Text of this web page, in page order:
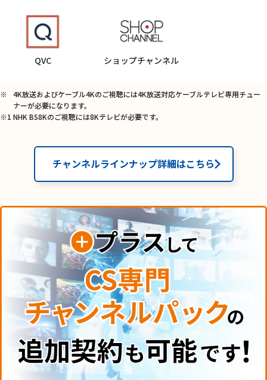
QVC ショップチャンネル
※
4K放送およびケーブル4Kのご視聴には4K放送対応ケーブルテレビ専用チュー
ナーが必要になります。
※1 NHK BS8Kのご視聴には8Kテレビが必要です。
チャンネルラインナップ詳細はこちら